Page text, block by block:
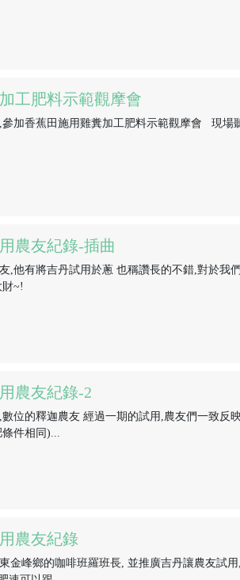
工肥料示範觀摩會
加香蕉田施用雞糞加工肥料示範觀摩會 現場
農友紀錄-插曲
,他有將吉丹試用於蔥 也稱讚長的不錯,對於我
~!
農友紀錄-2
位的釋迦農友 經過一期的試用,農友們一致反
件相同)...
農友紀錄
金峰鄉的咖啡班羅班長, 並推廣吉丹讓農友試